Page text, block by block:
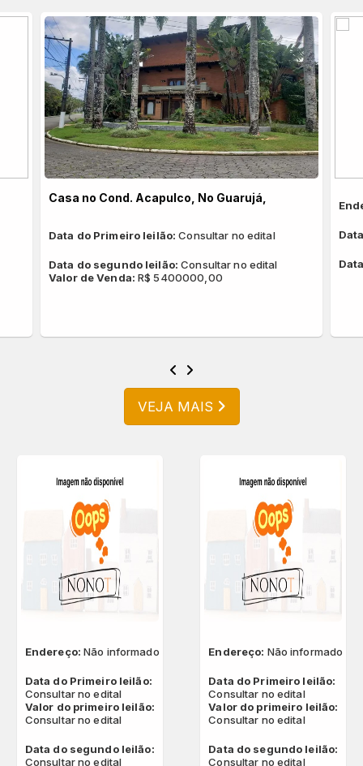
Casa no Cond. Acapulco, No Guarujá,
Data do Primeiro leilão:Consultar no edital
Data do segundo leilão:Consultar no edital
Valor de Venda:R$ 5400000,00
VEJA MAIS
Endereço:Não informado
Data do Primeiro leilão:
Consultar no edital
Valor do primeiro leilão:
Consultar no edital
Data do segundo leilão:
Consultar no edital
Endereço: Não informado
Data do Primeiro leilão:
Consultar no edital
Valor do primeiro leilão:
Consultar no edital
Data do segundo leilão:
Consultar no edital